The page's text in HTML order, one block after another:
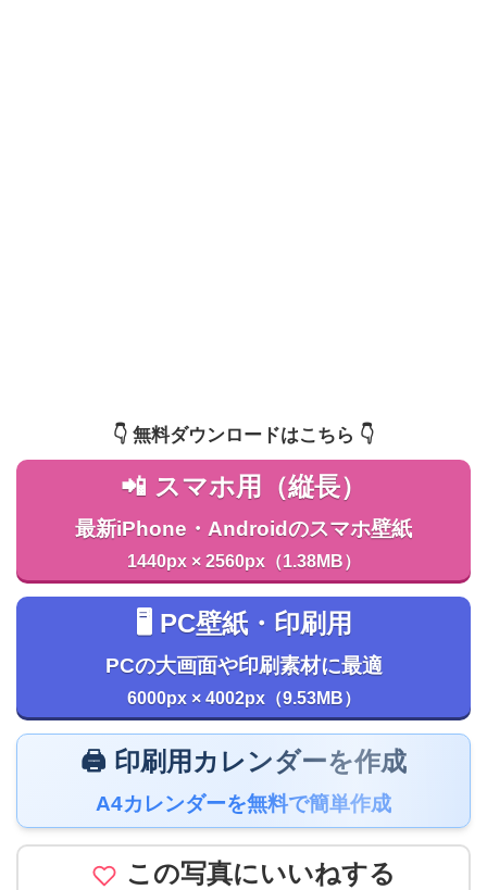
👇️ 無料ダウンロードはこちら 👇️
📲 スマホ用（縦長）
最新iPhone・Androidのスマホ壁紙
1440px × 2560px（1.38MB）
🖥️ PC壁紙・印刷用
PCの大画面や印刷素材に最適
6000px × 4002px（9.53MB）
🖨️ 印刷用カレンダーを作成
A4カレンダーを無料で簡単作成
この写真にいいねする